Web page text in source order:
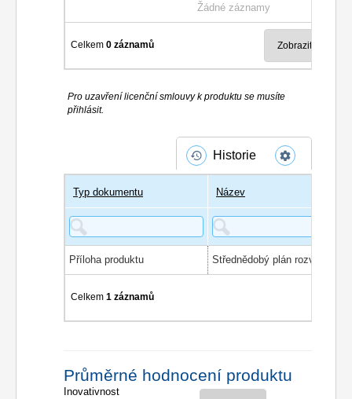
Žádné záznamy
Celkem0 záznamů
Pro uzavření licenční smlouvy k produktu se musíte
přihlásit.
Historie
Typ dokumentu Název
Příloha produktu
Celkem1 záznamů
Průměrné hodnocení produktu
Inovativnost